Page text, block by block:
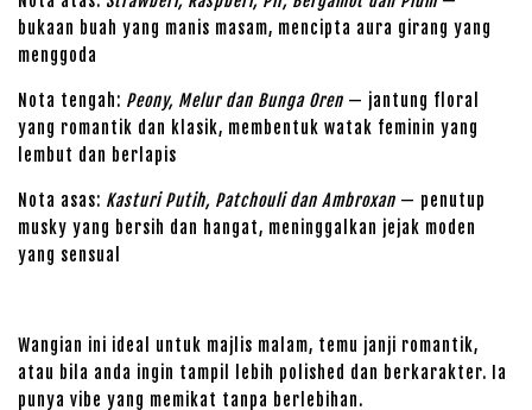
bukaan buah yang manis masam, mencipta aura girang yang
menggoda
Nota tengah: Peony, Melur dan Bunga Oren — jantung floral
yang romantik dan klasik, membentuk watak feminin yang
lembut dan berlapis
Nota asas: Kasturi Putih, Patchouli dan Ambroxan — penutup
musky yang bersih dan hangat, meninggalkan jejak moden
yang sensual
Wangian ini ideal untuk majlis malam, temu janji romantik,
atau bila anda ingin tampil lebih polished dan berkarakter. Ia
punya vibe yang memikat tanpa berlebihan.